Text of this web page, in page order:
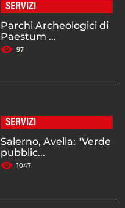
SERVIZI
Parchi Archeologici di
Paestum ...
97
SERVIZI
Salerno, Avella: "Verde
pubblic...
1047